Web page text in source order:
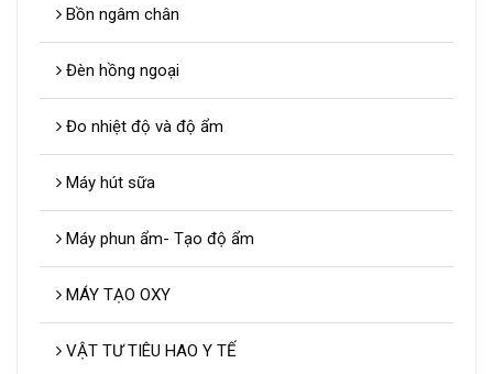
Bồn ngâm chân
Đèn hồng ngoại
Đo nhiệt độ và độ ẩm
Máy hút sữa
Máy phun ẩm- Tạo độ ẩm
MÁY TẠO OXY
VẬT TƯ TIÊU HAO Y TẾ